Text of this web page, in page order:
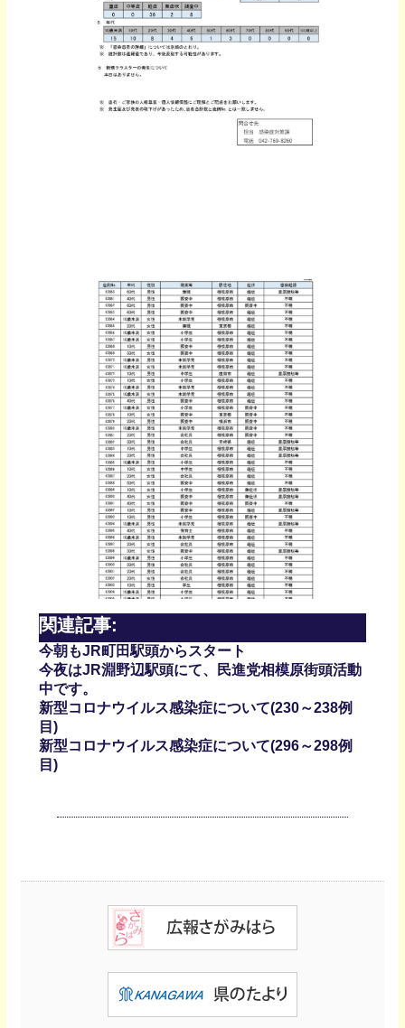
関連記事:
今朝もJR町田駅頭からスタート
今夜はJR淵野辺駅頭にて、民進党相模原街頭活動
中です。
新型コロナウイルス感染症について(230～238例
目)
新型コロナウイルス感染症について(296～298例
目)